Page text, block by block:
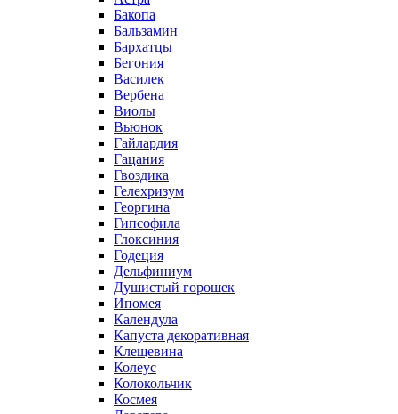
Бакопа
Бальзамин
Бархатцы
Бегония
Василек
Вербена
Виолы
Вьюнок
Гайлардия
Гацания
Гвоздика
Гелехризум
Георгина
Гипсофила
Глоксиния
Годеция
Дельфиниум
Душистый горошек
Ипомея
Календула
Капуста декоративная
Клещевина
Колеус
Колокольчик
Космея